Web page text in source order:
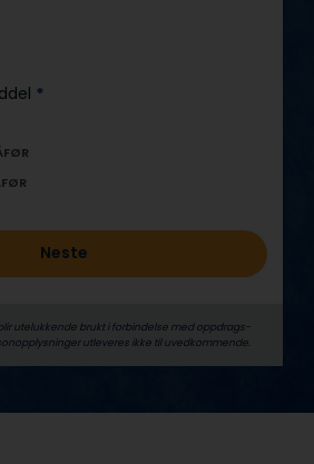
*
Neste
utelukkende brukt i forbindelse med oppdrags­
utleveres ikke til uvedkommende.